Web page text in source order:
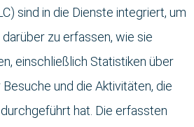
sind in die Dienste integriert, um
zu erfassen, wie sie
einschließlich Statistiken über
Besuche und die Aktivitäten, die
hat. Die erfassten